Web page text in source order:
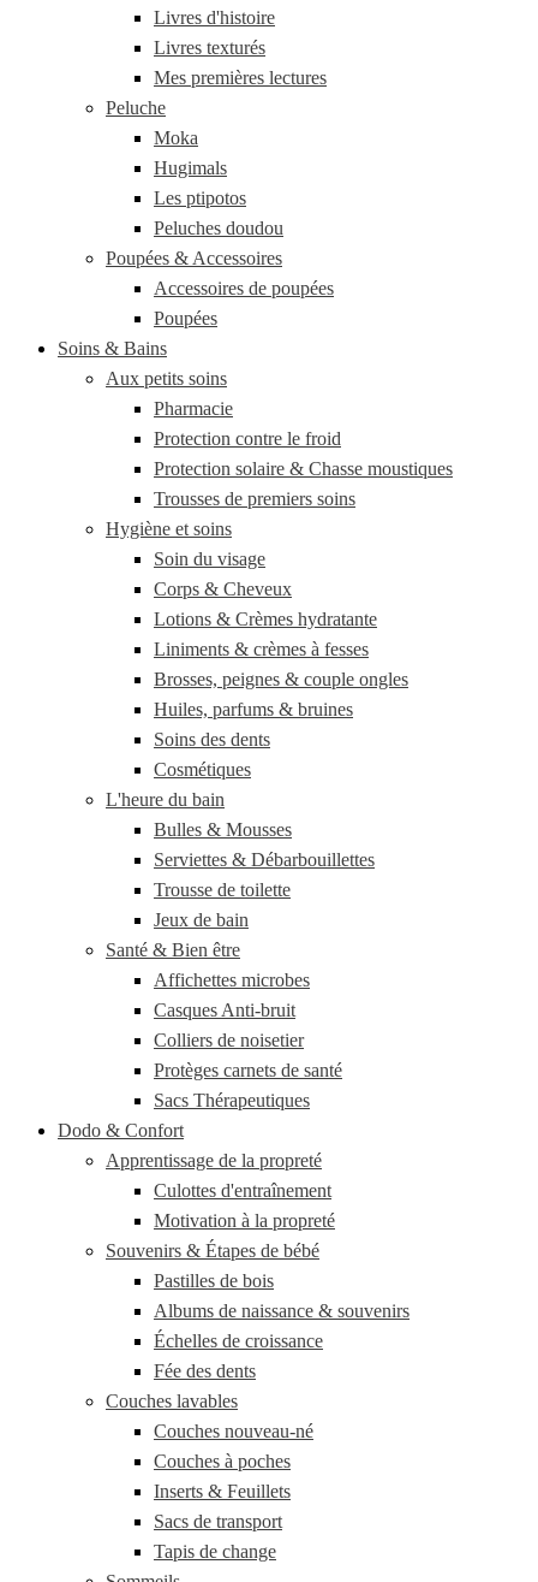
Livres d'histoire
Livres texturés
Mes premières lectures
Peluche
Moka
Hugimals
Les ptipotos
Peluches doudou
Poupées & Accessoires
Accessoires de poupées
Poupées
Soins & Bains
Aux petits soins
Pharmacie
Protection contre le froid
Protection solaire & Chasse moustiques
Trousses de premiers soins
Hygiène et soins
Soin du visage
Corps & Cheveux
Lotions & Crèmes hydratante
Liniments & crèmes à fesses
Brosses, peignes & couple ongles
Huiles, parfums & bruines
Soins des dents
Cosmétiques
L'heure du bain
Bulles & Mousses
Serviettes & Débarbouillettes
Trousse de toilette
Jeux de bain
Santé & Bien être
Affichettes microbes
Casques Anti-bruit
Colliers de noisetier
Protèges carnets de santé
Sacs Thérapeutiques
Dodo & Confort
Apprentissage de la propreté
Culottes d'entraînement
Motivation à la propreté
Souvenirs & Étapes de bébé
Pastilles de bois
Albums de naissance & souvenirs
Échelles de croissance
Fée des dents
Couches lavables
Couches nouveau-né
Couches à poches
Inserts & Feuillets
Sacs de transport
Tapis de change